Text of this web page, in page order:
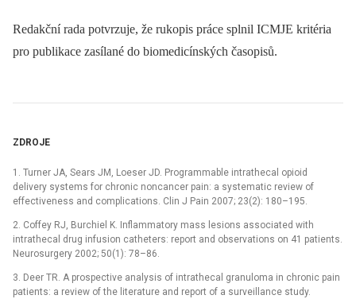
Redakční rada potvrzuje, že rukopis práce splnil ICMJE kritéria
pro publikace zasílané do biomedicínských časopisů.
ZDROJE
1. Turner JA, Sears JM, Loeser JD. Programmable intrathecal opioid
delivery systems for chronic noncancer pain: a systematic review of
effectiveness and complications. Clin J Pain 2007; 23(2): 180–195.
2. Coffey RJ, Burchiel K. Inflammatory mass lesions associated with
intrathecal drug infusion catheters: report and observations on 41 patients.
Neurosurgery 2002; 50(1): 78–86.
3. Deer TR. A prospective analysis of intrathecal granuloma in chronic pain
patients: a review of the literature and report of a surveillance study.